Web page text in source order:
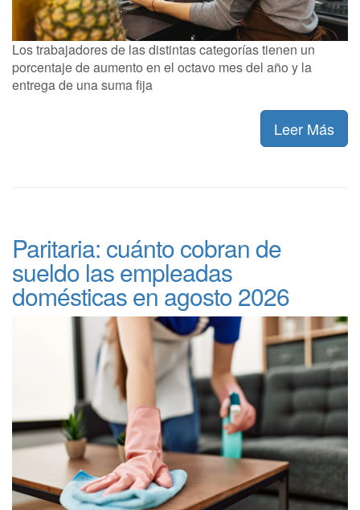
Los trabajadores de las distintas categorías tienen un
porcentaje de aumento en el octavo mes del año y la
entrega de una suma fija
Leer Más
Paritaria: cuánto cobran de
sueldo las empleadas
domésticas en agosto 2026